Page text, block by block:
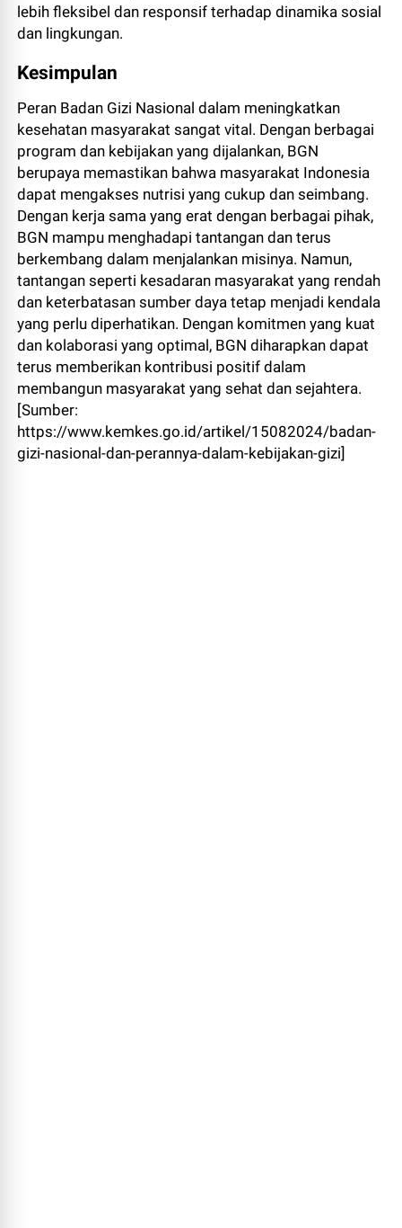
lebih fleksibel dan responsif terhadap dinamika sosial
dan lingkungan.
Kesimpulan
Peran Badan Gizi Nasional dalam meningkatkan
kesehatan masyarakat sangat vital. Dengan berbagai
program dan kebijakan yang dijalankan, BGN
berupaya memastikan bahwa masyarakat Indonesia
dapat mengakses nutrisi yang cukup dan seimbang.
Dengan kerja sama yang erat dengan berbagai pihak,
BGN mampu menghadapi tantangan dan terus
berkembang dalam menjalankan misinya. Namun,
tantangan seperti kesadaran masyarakat yang rendah
dan keterbatasan sumber daya tetap menjadi kendala
yang perlu diperhatikan. Dengan komitmen yang kuat
dan kolaborasi yang optimal, BGN diharapkan dapat
terus memberikan kontribusi positif dalam
membangun masyarakat yang sehat dan sejahtera.
[Sumber:
https://www.kemkes.go.id/artikel/15082024/badan-
gizi-nasional-dan-perannya-dalam-kebijakan-gizi]